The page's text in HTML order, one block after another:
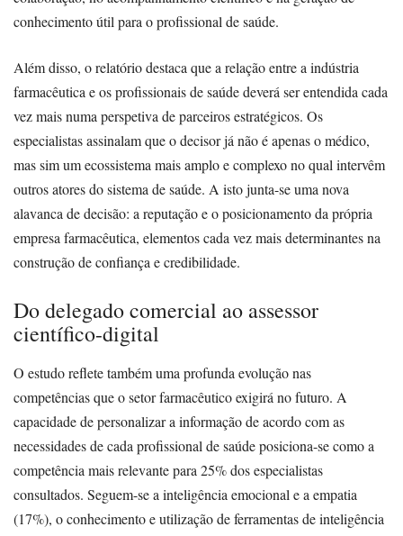
conhecimento útil para o profissional de saúde.
Além disso, o relatório destaca que a relação entre a indústria
farmacêutica e os profissionais de saúde deverá ser entendida cada
vez mais numa perspetiva de parceiros estratégicos. Os
especialistas assinalam que o decisor já não é apenas o médico,
mas sim um ecossistema mais amplo e complexo no qual intervêm
outros atores do sistema de saúde. A isto junta-se uma nova
alavanca de decisão: a reputação e o posicionamento da própria
empresa farmacêutica, elementos cada vez mais determinantes na
construção de confiança e credibilidade.
Do delegado comercial ao assessor
científico-digital
O estudo reflete também uma profunda evolução nas
competências que o setor farmacêutico exigirá no futuro. A
capacidade de personalizar a informação de acordo com as
necessidades de cada profissional de saúde posiciona-se como a
competência mais relevante para 25% dos especialistas
consultados. Seguem-se a inteligência emocional e a empatia
(17%), o conhecimento e utilização de ferramentas de inteligência